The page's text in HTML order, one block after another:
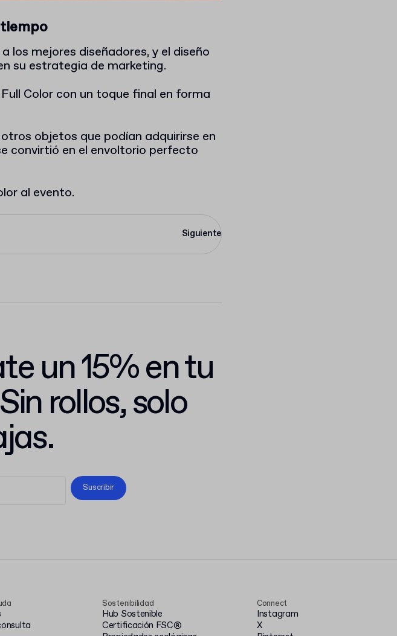
los mejores diseñadores, y el diseño
su estrategia de marketing.
Color con un toque final en forma
objetos que podían adquirirse en
convirtió en el envoltorio perfecto
al evento.
Siguiente
un 15% en tu
rollos, solo
Suscribir
Sostenibilidad
Hub Sostenible
Certificación FSC®
Connect
Instagram
X